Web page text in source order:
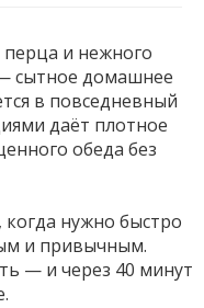
перца и нежного
сытное домашнее
в повседневный
даёт плотное
обеда без
нужно быстро
и привычным.
— и через 40 минут